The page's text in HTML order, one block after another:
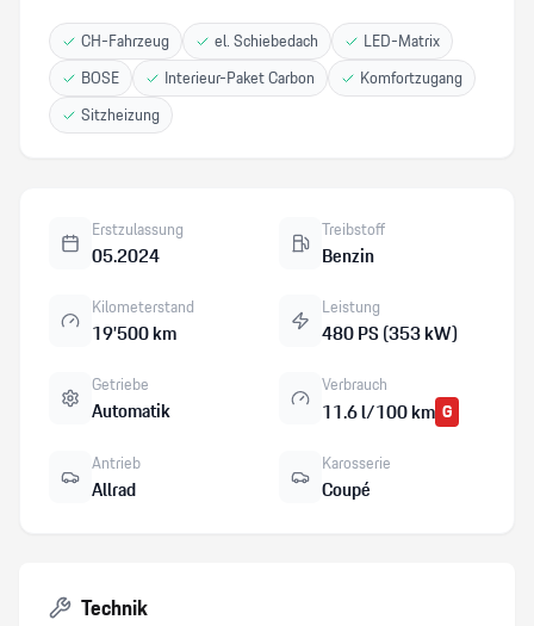
CH-Fahrzeug el. Schiebedach
LED-Matrix
BOSE
Interieur-Paket Carbon
Komfortzugang
Sitzheizung
Erstzulassung
05.2024
Treibstoff
Benzin
Kilometerstand
19’500 km
Leistung
480 PS (353 kW)
Getriebe
Automatik
Verbrauch
11.6 l/100 km G
Antrieb
Allrad
Karosserie
Coupé
Technik